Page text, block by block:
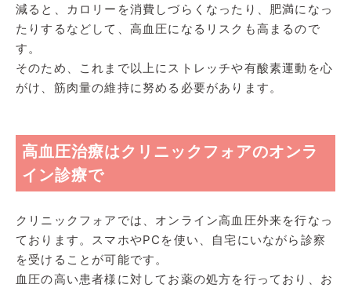
減ると、カロリーを消費しづらくなったり、肥満になっ
たりするなどして、高血圧になるリスクも高まるので
す。
そのため、これまで以上にストレッチや有酸素運動を心
がけ、筋肉量の維持に努める必要があります。
高血圧治療はクリニックフォアのオンラ
イン診療で
クリニックフォアでは、オンライン高血圧外来を行なっ
ております。スマホやPCを使い、自宅にいながら診察
を受けることが可能です。
血圧の高い患者様に対してお薬の処方を行っており、お